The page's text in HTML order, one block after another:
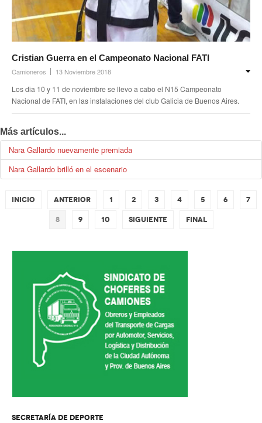
Cristian Guerra en el Campeonato Nacional FATI
Camioneros 13 Noviembre 2018
Los dia 10 y 11 de noviembre se llevo a cabo el N15 Campeonato
Nacional de FATI, en las instalaciones del club Galicia de Buenos Aires.
Más artículos...
Nara Gallardo nuevamente premiada
Nara Gallardo brilló en el escenario
Inicio Anterior 1 2 3 4 5 6 7
8 9 10 Siguiente Final
SECRETARÍA DE DEPORTE